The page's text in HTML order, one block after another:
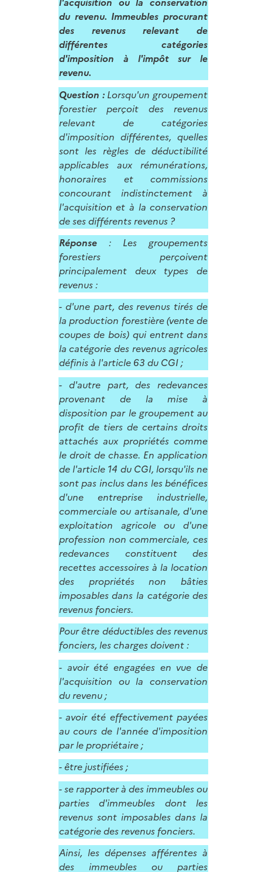
du revenu. Immeubles procurant
des revenus relevant de
différentes catégories
d'imposition à l'impôt sur le
revenu.
Question : Lorsqu'un groupement
forestier perçoit des revenus
relevant de catégories
d'imposition différentes, quelles
sont les règles de déductibilité
applicables aux rémunérations,
honoraires et commissions
concourant indistinctement à
l'acquisition et à la conservation
de ses différents revenus ?
Réponse: Les groupements
forestiers perçoivent
principalement deux types de
revenus :
- d'une part, des revenus tirés de
la production forestière (vente de
coupes de bois) qui entrent dans
la catégorie des revenus agricoles
définis à l'article 63 du CGI ;
- d'autre part, des redevances
provenant de la mise à
disposition par le groupement au
profit de tiers de certains droits
attachés aux propriétés comme
le droit de chasse. En application
de l'article 14 du CGI, lorsqu'ils ne
sont pas inclus dans les bénéfices
d'une entreprise industrielle,
commerciale ou artisanale, d'une
exploitation agricole ou d'une
profession non commerciale, ces
redevances constituent des
recettes accessoires à la location
des propriétés non bâties
imposables dans la catégorie des
revenus fonciers.
Pour être déductibles des revenus
fonciers, les charges doivent :
- avoir été engagées en vue de
l'acquisition ou la conservation
du revenu ;
- avoir été effectivement payées
au cours de l'année d'imposition
par le propriétaire ;
- être justifiées ;
- se rapporter à des immeubles ou
parties d'immeubles dont les
revenus sont imposables dans la
catégorie des revenus fonciers.
Ainsi, les dépenses afférentes à
des immeubles ou parties